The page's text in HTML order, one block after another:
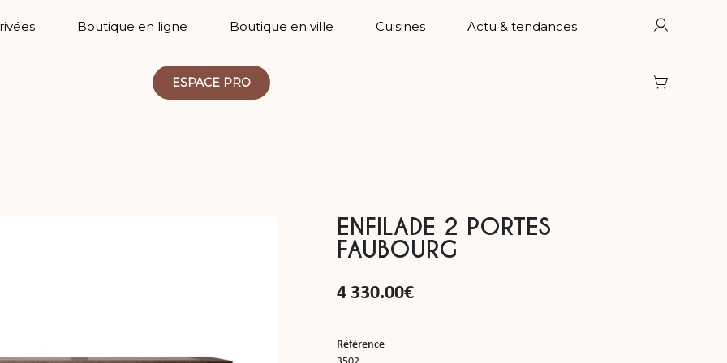
Boutique en ligne Boutique en ville Cuisines Actu & tendances
ESPACE PRO
ENFILADE 2 PORTES
FAUBOURG
4 330.00€
Référence